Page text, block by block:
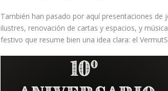
También han pasado por aquí presentaciones
ilustres, renovación de cartas y espacios, y
festivo que resume bien una idea clara: el